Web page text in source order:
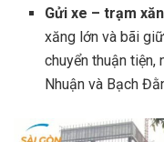
Gửi xe – trạm
xăng lớn và bãi
chuyển thuận tiện,
Nhuận và Bạch